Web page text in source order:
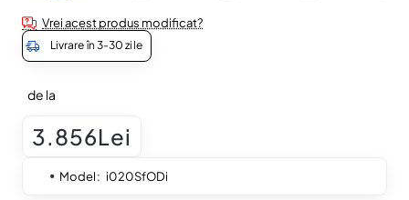
Vrei acest produs modificat?
Livrare în 3-30 zile
de la
3.856Lei
Model: i020SfODi